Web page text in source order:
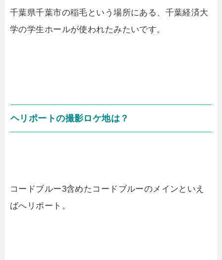
千葉県千葉市の稲毛という場所にある、千葉経済大
学の学生ホールが使われたみたいです。
ヘリポートの撮影ロケ地は？
コードブルー3含めたコードブルーのメインといえ
ばへリポート。